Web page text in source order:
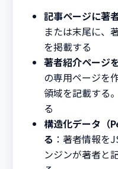
記事ページに著
または末尾に、
を掲載する
著者紹介ページ
の専用ページを
領域を記載する
る
構造化データ（
る ：著者情報を
ンジンが著者と